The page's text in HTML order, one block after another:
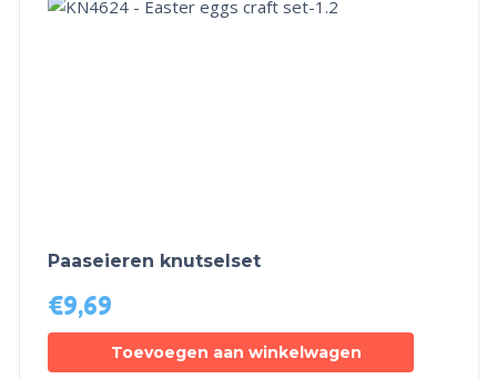
Paaseieren knutselset
€9,69
Toevoegen aan winkelwagen